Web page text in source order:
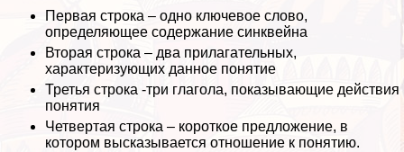
Первая строка – одно ключевое слово,
определяющее содержание синквейна
Вторая строка – два прилагательных,
хаpaктеризующих данное понятие
Третья строка -три глагола, показывающие действия
понятия
Четвертая строка – короткое предложение, в
котором высказывается отношение к понятию.